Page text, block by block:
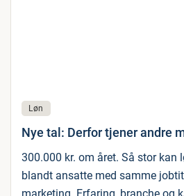
Løn
Nye tal: Derfor tjener andre
300.000 kr. om året. Så stor
blandt ansatte med samme